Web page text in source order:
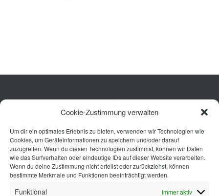
Cookie-Zustimmung verwalten
Um dir ein optimales Erlebnis zu bieten, verwenden wir Technologien wie
Cookies, um Geräteinformationen zu speichern und/oder darauf
zuzugreifen. Wenn du diesen Technologien zustimmst, können wir Daten
wie das Surfverhalten oder eindeutige IDs auf dieser Website verarbeiten.
Wenn du deine Zustimmung nicht erteilst oder zurückziehst, können
bestimmte Merkmale und Funktionen beeinträchtigt werden.
Funktional Immer aktiv
Küche
Wohnen
Bad
Ausstattung
Planung
Kontakt